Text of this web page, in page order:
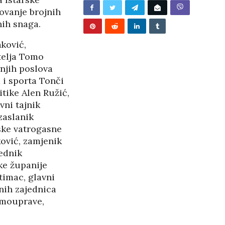
brojnih
snaga.
Tomo
poslova
sporta Tonči
Alen Ružić,
tajnik
vatrogasne
zamjenik
županije
glavni
zajednica
2026